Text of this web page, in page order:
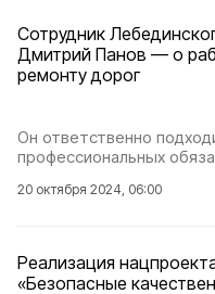
Сотрудник
Дмитрий Панов — о
ремонту дорог
Он ответственно
профессиональных
20 октября 2024, 06:00
Реализация
«Безопасные